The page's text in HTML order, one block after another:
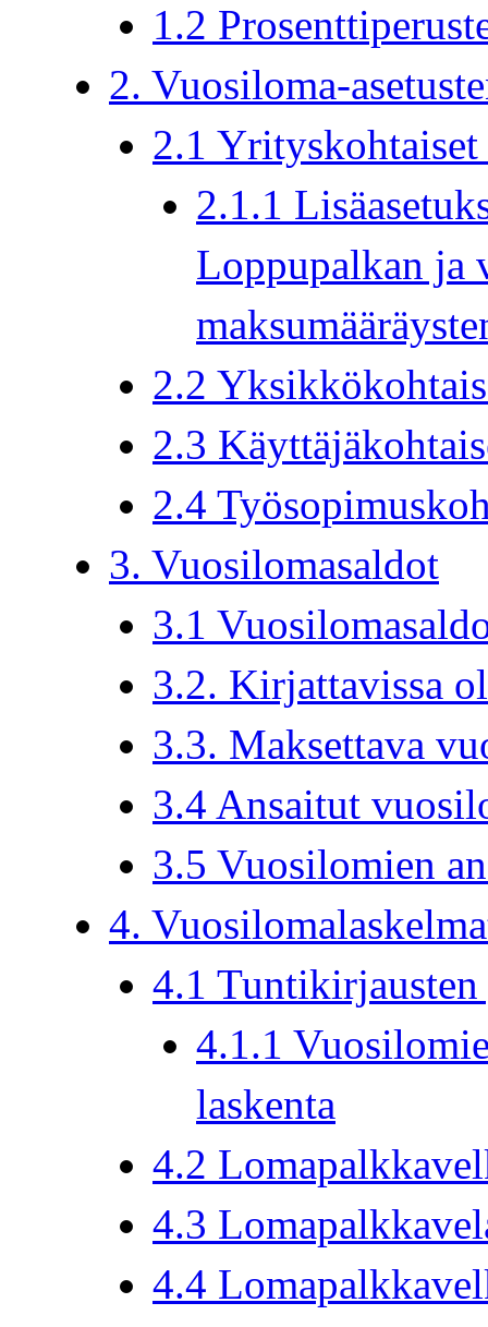
1.2
2. Vuosiloma-
2.1 Yrityskohtaiset
2.1.1
Loppupalkan ja
2.2
2.3
2.4
3. Vuosilomasaldot
3.1
3.2. Kirjattavissa
3.3. Maksettava
3.4 Ansaitut
3.5 Vuosilomien
4.
4.1 Tuntikirjausten
4.1.1
laskenta
4.2
4.3
4.4